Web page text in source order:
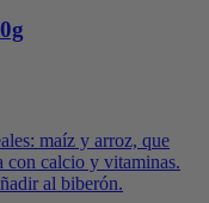
maíz y arroz, que
con calcio y vitaminas.
al biberón.